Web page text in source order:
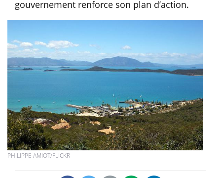
gouvernement renforce son plan d’action.
PHILIPPE AMIOT/FLICKR